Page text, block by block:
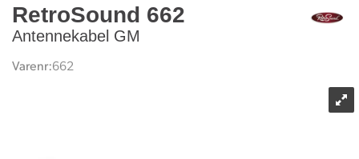
RetroSound 662
Antennekabel GM
Varenr:662